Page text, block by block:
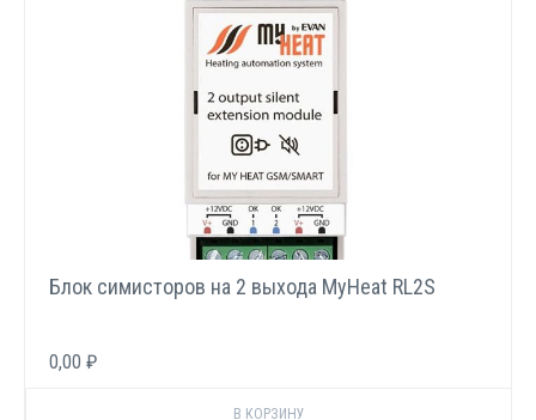
Блок симисторов на 2 выхода MyHeat RL2S
0,00 ₽